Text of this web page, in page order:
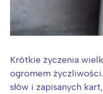
Krótkie życzenia
ogromem
słów i zapisanych